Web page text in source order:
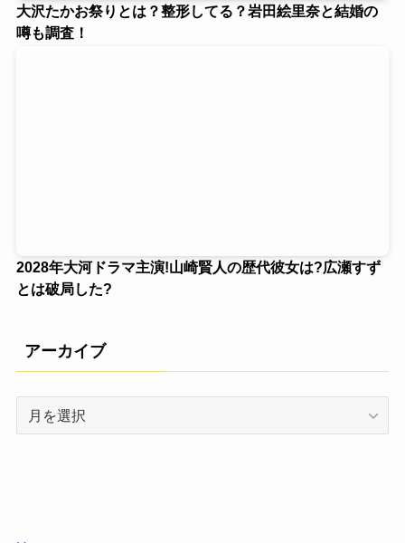
大沢たかお祭りとは？整形してる？岩田絵里奈と結婚の
噂も調査！
2028年大河ドラマ主演!山崎賢人の歴代彼女は?広瀬すず
とは破局した?
アーカイブ